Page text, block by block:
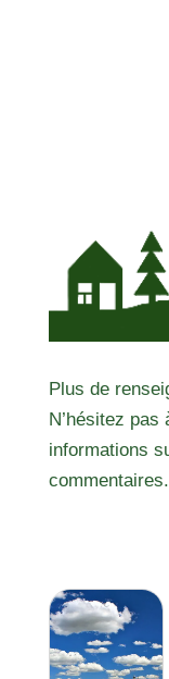
Plus de
N’hésitez pas
informations
commentaires.